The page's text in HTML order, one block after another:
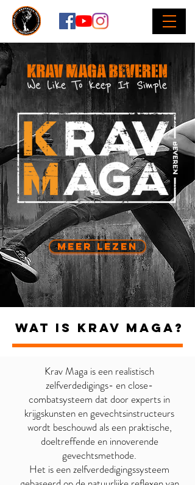
MEER LEZEN
WAT IS KRAV MAGA?
Krav Maga is een realistisch
zelfverdedigings- en close-
combatsysteem dat door experts in
krijgskunsten en gevechtsinstructeurs
wordt beschouwd als een praktische,
doeltreffende en innoverende
gevechtsmethode.
Het is een zelfverdedigingssysteem